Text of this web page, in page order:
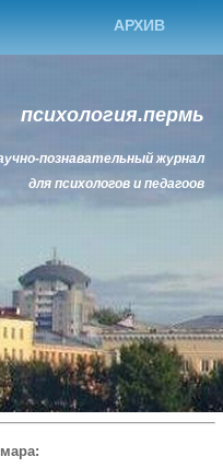
АРХИВ
психология.пермь
познавательный журнал
для психологов и педагоов